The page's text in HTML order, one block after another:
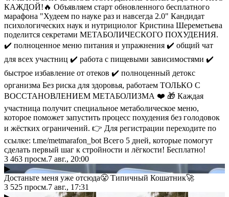
КАЖДОЙ!🔥 Объявляем старт обновленного бесплатного
марафона "Худеем по науке раз и навсегда 2.0" Кандидат
психологических наук и нутрициолог Кристина Шереметьева
поделится секретами МЕТАБОЛИЧЕСКОГО ПОХУДЕНИЯ.
✔️ полноценное меню питания и упражнения ✔️ общий чат
для всех участниц ✔️ работа с пищевыми зависимостями ✔️
быстрое избавление от отеков ✔️ полноценный детокс
организма Без риска для здоровья, работаем ТОЛЬКО С
ВОССТАНОВЛЕНИЕМ МЕТАБОЛИЗМА ❤️ 🎁 Каждая
участница получит специальное метаболическое меню,
которое поможет запустить процесс похудения без голодовок
и жёстких ограничений. 👉 Для регистрации переходите по
ссылке: t.me/metmarafon_bot Всего 5 дней, которые помогут
сделать первый шаг к стройности и лёгкости! Бесплатно!
3 463 просм.7 авг., 20:00
▶
Достаньте меня уже отсюда😤 Типичный Кошатник🚀
3 525 просм.7 авг., 17:31